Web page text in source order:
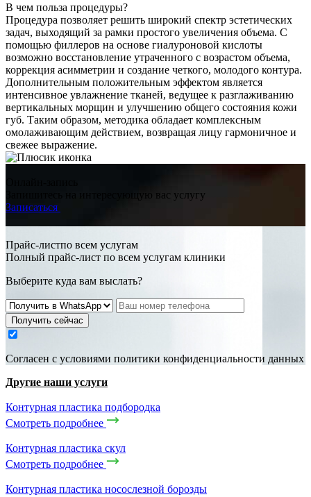
В чем польза процедуры?
Процедура позволяет решить широкий спектр эстетических
задач, выходящий за рамки простого увеличения объема. С
помощью филлеров на основе гиалуроновой кислоты
возможно восстановление утраченного с возрастом объема,
коррекция асимметрии и создание четкого, молодого контура.
Дополнительным положительным эффектом является
интенсивное увлажнение тканей, ведущее к разглаживанию
вертикальных морщин и улучшению общего состояния кожи
губ. Таким образом, методика обладает комплексным
омолаживающим действием, возвращая лицу гармоничное и
свежее выражение.
Запишитесь на интересующую вас услугу
Записаться
Прайс-листпо всем услугам
Полный прайс-лист по всем услугам клиники
Выберите куда вам выслать?
Получить сейчас
Cогласен с условиями политики конфиденциальности данных
Другие наши услуги
Контурная пластика подбородка
Смотреть подробнее
Контурная пластика скул
Смотреть подробнее
Контурная пластика носослезной борозды